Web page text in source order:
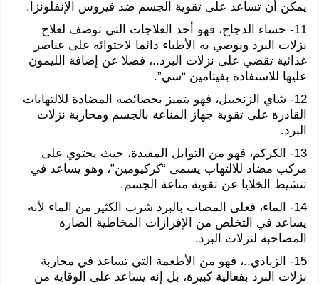
يمكن أن تساعد على تقوية الجسم ضد فيروس الإنفلونزا.
11- حساء الدجاج، فهو أحد العلاجات التي توصف لعلاج
نزلات البرد ويوصي به الأطباء دائما لاحتوائه على عناصر
غذائية تقضي على نزلات البرد..، فضلا عن إضافة الليمون
عليها للاستفادة بفيتامين “سي”.
12- شاي الزنجبيل، فهو يتميز بخصائصه المضادة للالتهابات
القادرة على تقوية جهاز المناعة بالجسم ومحاربة نزلات
البرد.
13- الكركم، فهو من التوابل المفيدة، حيث يحتوي على
مركب مضاد للالتهاب يسمى “كركيومين”، وهو يساعد في
تنشيط الخلايا عن تقوية مناعة الجسم.
14- الماء، فعلى المصاب بالبرد شرب الكثير من الماء لأنه
يساعد في التخلص من الإفرازات المخاطية الضارة
المصاحبة لنزلات البرد.
15- الزبادي..، فهو من الأطعمة التي تساعد في محاربة
نزلات البرد بفعالية كبيرة، بل إنه يساعد على الوقاية من